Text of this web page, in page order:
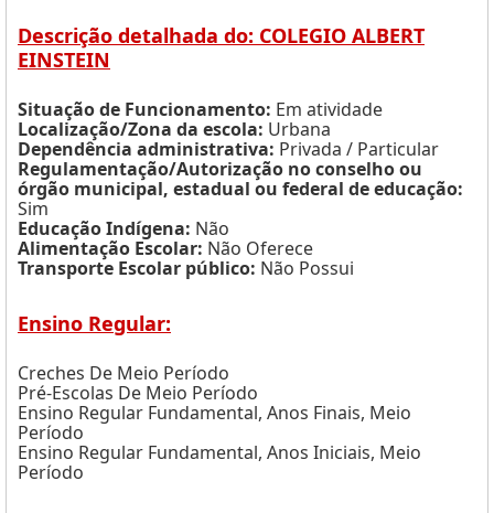
Descrição detalhada do: COLEGIO ALBERT
EINSTEIN
Situação de Funcionamento: Em atividade
Localização/Zona da escola: Urbana
Dependência administrativa: Privada / Particular
Regulamentação/Autorização no conselho ou
órgão municipal, estadual ou federal de educação:
Sim
Educação Indígena: Não
Alimentação Escolar: Não Oferece
Transporte Escolar público: Não Possui
Ensino Regular:
Creches De Meio Período
Pré-Escolas De Meio Período
Ensino Regular Fundamental, Anos Finais, Meio
Período
Ensino Regular Fundamental, Anos Iniciais, Meio
Período